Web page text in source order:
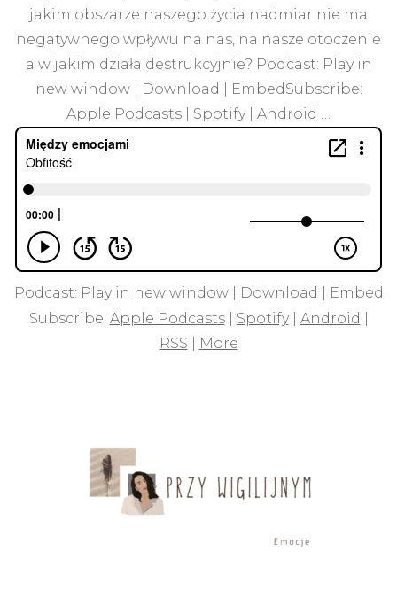
jakim obszarze naszego życia nadmiar nie ma
negatywnego wpływu na nas, na nasze otoczenie
a w jakim działa destrukcyjnie? Podcast: Play in
new window | Download | EmbedSubscribe:
Apple Podcasts | Spotify | Android …
Podcast: Play in new window| Download
Embed
Subscribe: Apple Podcasts| Spotify| Android
RSS
More